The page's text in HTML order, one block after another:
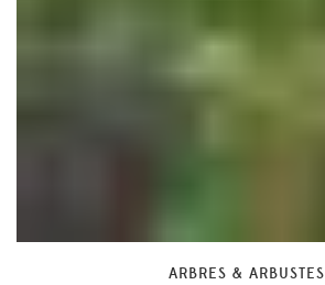
ARBRES & ARBUSTES